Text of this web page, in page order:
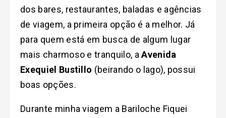
dos bares, restaurantes, baladas e agências
de viagem, a primeira opção é a melhor. Já
para quem está em busca de algum lugar
mais charmoso e tranquilo, aAvenida
Exequiel Bustillo (beirando o lago), possui
boas opções.
Durante minha viagem a Bariloche Fiquei